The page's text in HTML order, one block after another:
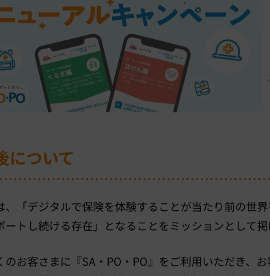
について
、「デジタルで保険を体験することが当たり前の世
ートし続ける存在」となることをミッションとして掲
のお客さまに『SA ・ PO ・ PO』をご利用いただき、